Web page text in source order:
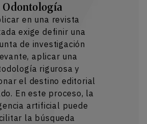
Odontología
en una revista
exige definir una
de investigación
aplicar una
rigurosa y
el destino editorial
En este proceso, la
artificial puede
la búsqueda